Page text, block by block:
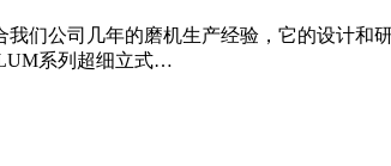
我们公司几年的磨机生产经验，它的设计
系列超细立式…